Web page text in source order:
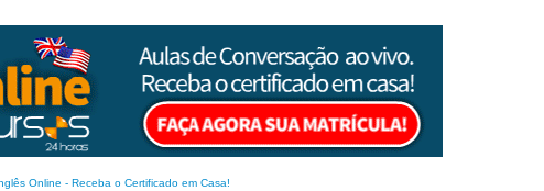
Online - Receba o Certificado em Casa!